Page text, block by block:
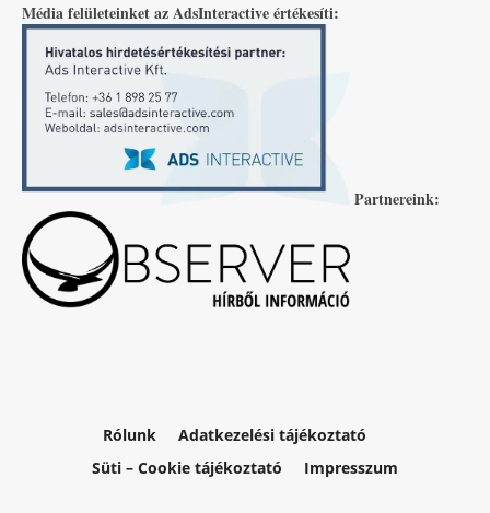
Média felületeinket az AdsInteractive értékesíti:
Partnereink:
Rólunk
Adatkezelési tájékoztató
Süti – Cookie tájékoztató
Impresszum